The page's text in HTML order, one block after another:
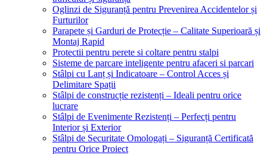
Oglinzi de Siguranță pentru Prevenirea Accidentelor și
Furturilor
Parapete și Garduri de Protecție – Calitate Superioară și
Montaj Rapid
Protectii pentru perete si coltare pentru stalpi
Sisteme de parcare inteligente pentru afaceri si parcari
Stâlpi cu Lanț și Indicatoare – Control Acces și
Delimitare Spații
Stâlpi de construcție rezistenți – Ideali pentru orice
lucrare
Stâlpi de Evenimente Rezistenți – Perfecți pentru
Interior și Exterior
Stâlpi de Securitate Omologați – Siguranță Certificată
pentru Orice Proiect